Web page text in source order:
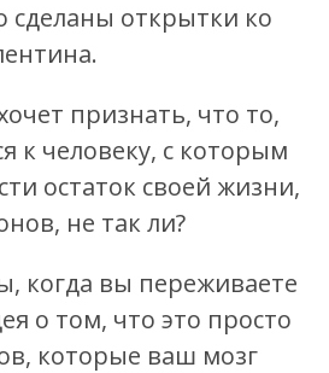
сделаны открытки ко
признать, что то,
к человеку, с которым
остаток своей жизни,
не так ли?
когда вы переживаете
о том, что это просто
которые ваш мозг